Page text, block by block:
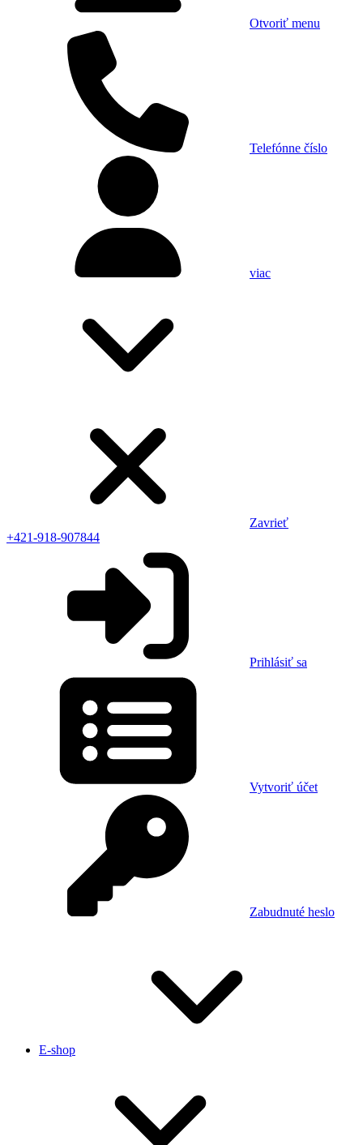
Otvoriť menu
Telefónne číslo
viac
Zavrieť
+421-918-907844
Prihlásiť sa
Vytvoriť účet
Zabudnuté heslo
E-shop